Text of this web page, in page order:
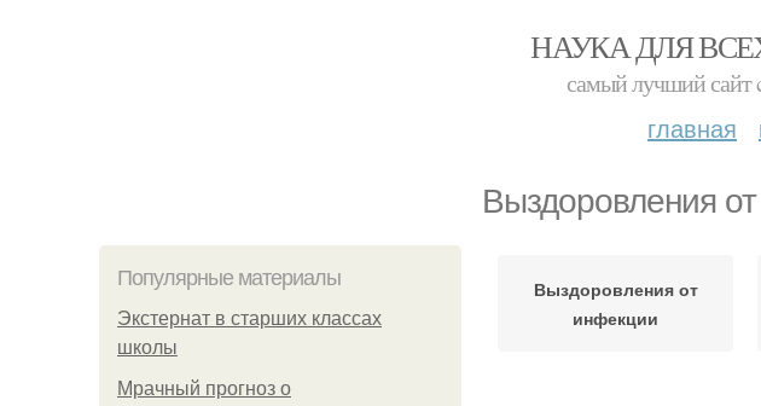
НАУКА ДЛЯ
самый лучший сайт
главная
Выздоровления
Популярные материалы
Экстернат в старших классах
школы
Мрачный прогноз о
Выздоровления от
инфекции